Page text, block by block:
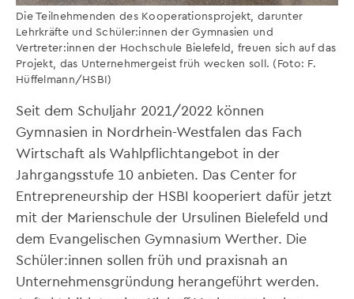
Die Teilnehmenden des Kooperationsprojekt, darunter
Lehrkräfte und Schüler:innen der Gymnasien und
Vertreter:innen der Hochschule Bielefeld, freuen sich auf das
Projekt, das Unternehmergeist früh wecken soll. (Foto: F.
Hüffelmann/HSBI)
Seit dem Schuljahr 2021/2022 können
Gymnasien in Nordrhein-Westfalen das Fach
Wirtschaft als Wahlpflichtangebot in der
Jahrgangsstufe 10 anbieten. Das Center for
Entrepreneurship der HSBI kooperiert dafür jetzt
mit der Marienschule der Ursulinen Bielefeld und
dem Evangelischen Gymnasium Werther. Die
Schüler:innen sollen früh und praxisnah an
Unternehmensgründung herangeführt werden.